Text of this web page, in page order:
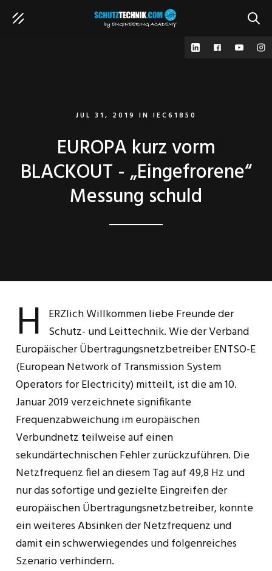
JUL 31, 2019 IN IEC61850
EUROPA kurz vorm
BLACKOUT - „Eingefrorene“
Messung schuld
H ERZlich Willkommen liebe Freunde der
Schutz- und Leittechnik. Wie der Verband
Europäischer Übertragungsnetzbetreiber ENTSO-E
(European Network of Transmission System
Operators for Electricity) mitteilt, ist die am 10.
Januar 2019 verzeichnete signifikante
Frequenzabweichung im europäischen
Verbundnetz teilweise auf einen
sekundärtechnischen Fehler zurückzuführen. Die
Netzfrequenz fiel an diesem Tag auf 49,8 Hz und
nur das sofortige und gezielte Eingreifen der
europäischen Übertragungsnetzbetreiber, konnte
ein weiteres Absinken der Netzfrequenz und
damit ein schwerwiegendes und folgenreiches
Szenario verhindern.